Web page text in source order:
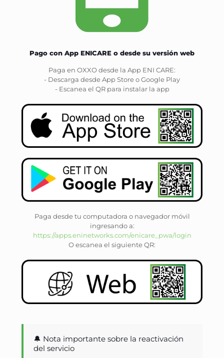
Pago con App ENICARE o desde su versión web
Paga en OXXO desde la App ENI CARE:
- Descarga desde App Store o Google Play
- Escanea el QR para instalar la app
Paga desde tu computadora o navegador móvil
ingresando a:
https://apps.eninetworks.com/enicare_pwa/login
O escanea el siguiente QR:
🔔 Nota importante sobre la reactivación
del servicio